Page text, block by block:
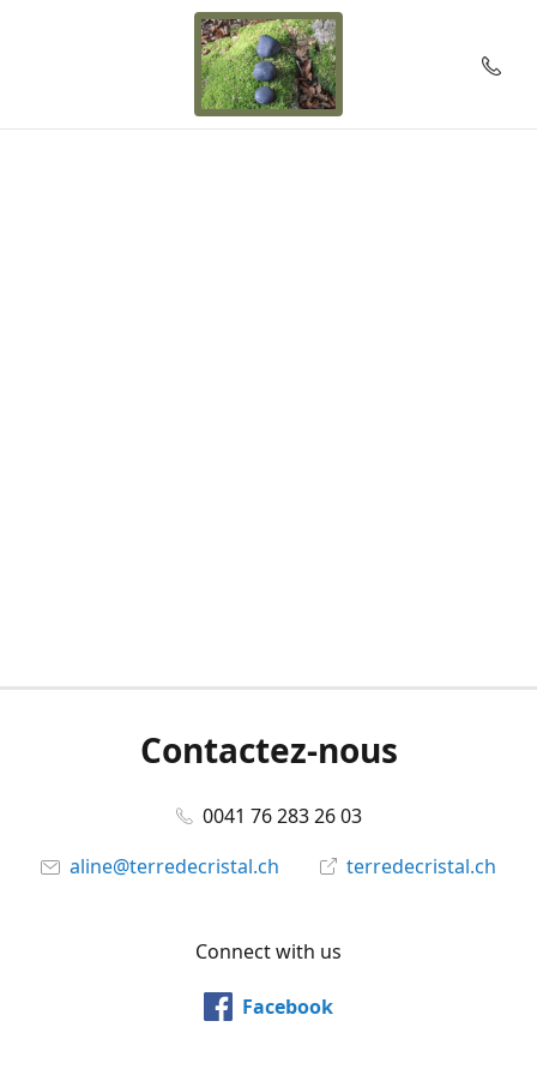
Contactez-nous
0041 76 283 26 03
aline@terredecristal.ch
terredecristal.ch
Connect with us
Facebook